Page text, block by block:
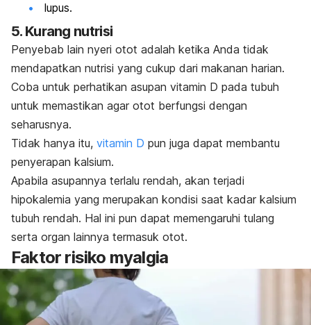
lupus.
5. Kurang nutrisi
Penyebab lain nyeri otot adalah ketika Anda tidak
mendapatkan nutrisi yang cukup dari makanan harian.
Coba untuk perhatikan asupan vitamin D pada tubuh
untuk memastikan agar otot berfungsi dengan
seharusnya.
Tidak hanya itu, vitamin D pun juga dapat membantu
penyerapan kalsium.
Apabila asupannya terlalu rendah, akan terjadi
hipokalemia yang merupakan kondisi saat kadar kalsium
tubuh rendah. Hal ini pun dapat memengaruhi tulang
serta organ lainnya termasuk otot.
Faktor risiko myalgia